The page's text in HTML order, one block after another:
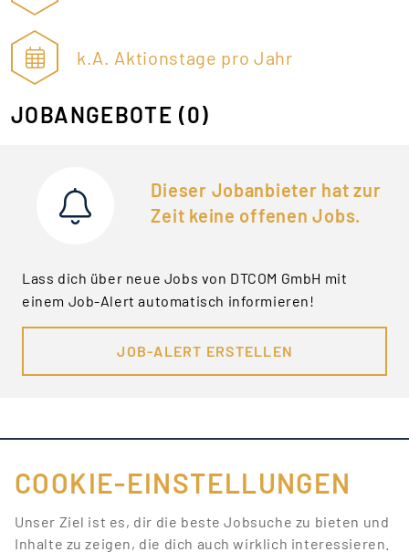
k.A. Aktionstage pro Jahr
JOBANGEBOTE (0)
Dieser Jobanbieter hat zur
Zeit keine offenen Jobs.
Lass dich über neue Jobs von DTCOM GmbH mit
einem Job-Alert automatisch informieren!
JOB-ALERT ERSTELLEN
FÜR JOBANBIETER
LINKS
COOKIE-EINSTELLUNGEN
Unser Ziel ist es, dir die beste Jobsuche zu bieten und
Inhalte zu zeigen, die dich auch wirklich interessieren.